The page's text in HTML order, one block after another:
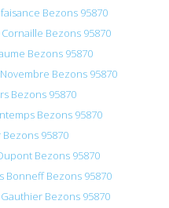
Bezons 95870
Bezons 95870
Bezons 95870
Bezons 95870
Bezons 95870
Bezons 95870
95870
Bezons 95870
Bonneff Bezons 95870
Bezons 95870